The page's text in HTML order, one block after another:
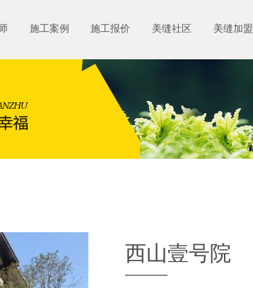
施工案例 施工报价 美缝社区 美缝加盟
西山壹号院